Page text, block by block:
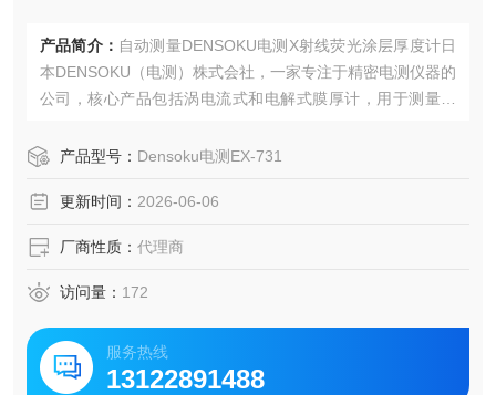
产品简介： 自动测量DENSOKU电测X射线荧光涂层厚度计日
本DENSOKU（电测）株式会社，一家专注于精密电测仪器的
公司，核心产品包括涡电流式和电解式膜厚计，用于测量金
车辆、钢铁等行业，对测量精度要求高。DENSOKU电测仪器
1μm，具体取决于型号和应用场景。
产品型号： Densoku电测EX-731
更新时间： 2026-06-06
厂商性质： 代理商
访问量： 172
服务热线
13122891488